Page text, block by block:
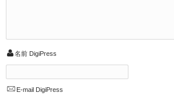
名前 DigiPress
E-mail DigiPress